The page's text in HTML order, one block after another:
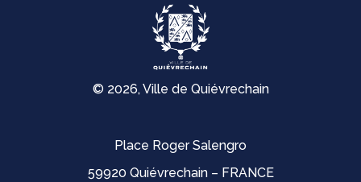
© 2026, Ville de Quiévrechain
Place Roger Salengro
59920 Quiévrechain – FRANCE